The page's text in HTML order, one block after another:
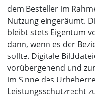
dem Besteller im
Nutzung eingeräumt.
bleibt stets Eigentum
dann, wenn es der
sollte. Digitale
vorübergehend und
im Sinne des
Leistungsschutzrecht